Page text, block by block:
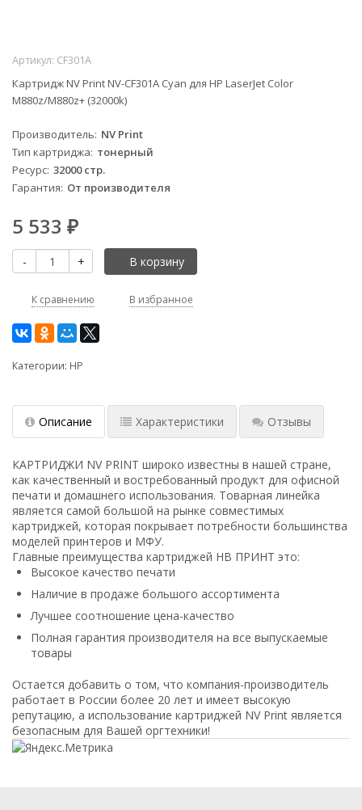
Артикул: CF301A
Картридж NV Print NV-CF301A Cyan для HP LaserJet Color
M880z/M880z+ (32000k)
Производитель NV Print
Тип картриджа тонерный
Ресурс 32000 стр.
Гарантия От производителя
5 533 ₽
- + В корзину
К сравнению В избранное
Категории: HP
Описание Характеристики Отзывы
КАРТРИДЖИ NV PRINT широко известны в нашей стране,
как качественный и востребованный продукт для офисной
печати и домашнего использования. Товарная линейка
является самой большой на рынке совместимых
картриджей, которая покрывает потребности большинства
моделей принтеров и МФУ.
Главные преимущества картриджей НВ ПРИНТ это:
Высокое качество печати
Наличие в продаже большого ассортимента
Лучшее соотношение цена-качество
Полная гарантия производителя на все выпускаемые
товары
Остается добавить о том, что компания-производитель
работает в России более 20 лет и имеет высокую
репутацию, а использование картриджей NV Print является
безопасным для Вашей оргтехники!